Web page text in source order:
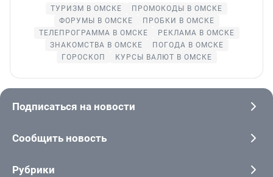
ТУРИЗМ В ОМСКЕ
ПРОМОКОДЫ В ОМСКЕ
ФОРУМЫ В ОМСКЕ
ПРОБКИ В ОМСКЕ
ТЕЛЕПРОГРАММА В ОМСКЕ
РЕКЛАМА В ОМСКЕ
ЗНАКОМСТВА В ОМСКЕ
ПОГОДА В ОМСКЕ
ГОРОСКОП
КУРСЫ ВАЛЮТ В ОМСКЕ
Подписаться на новости
Сообщить новость
Рубрики